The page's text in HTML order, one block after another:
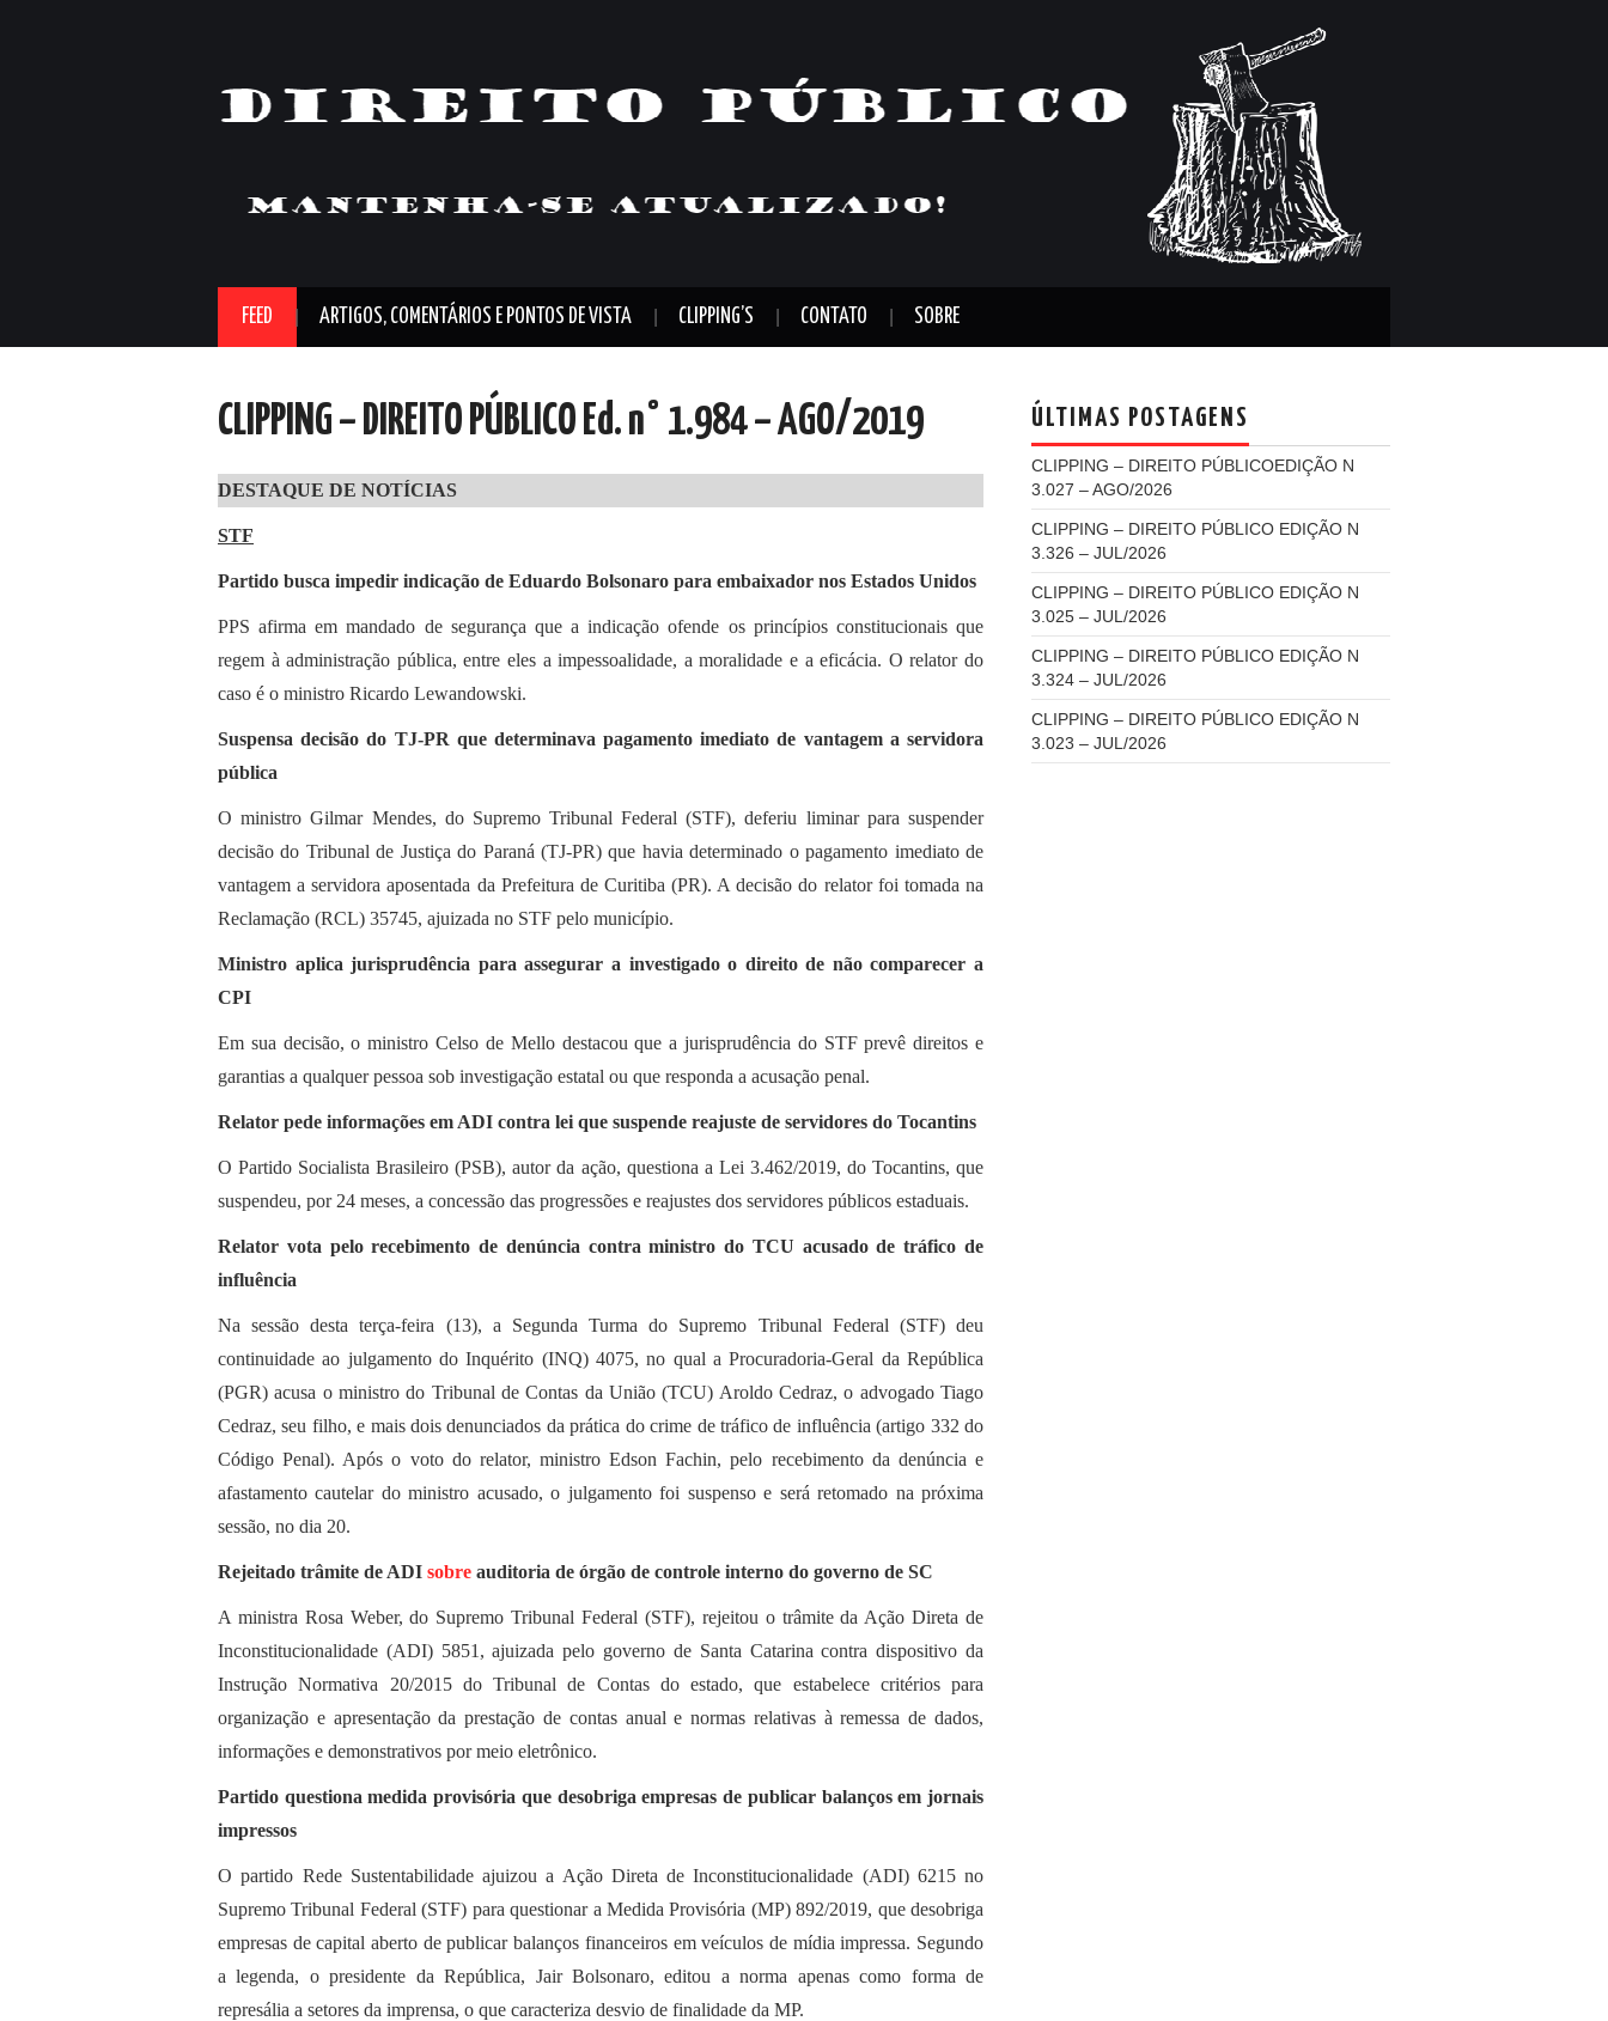
FEED ARTIGOS, COMENTÁRIOS E PONTOS DE VISTA CLIPPING’S CONTATO SOBRE
CLIPPING – DIREITO PÚBLICO Ed. n° 1.984 – AGO/2019
DESTAQUE DE NOTÍCIAS
STF
Partido busca impedir indicação de Eduardo Bolsonaro para embaixador nos Estados Unidos
PPS afirma em mandado de segurança que a indicação ofende os princípios constitucionais que
regem à administração pública, entre eles a impessoalidade, a moralidade e a eficácia. O relator do
caso é o ministro Ricardo Lewandowski.
Suspensa decisão do TJ-PR que determinava pagamento imediato de vantagem a servidora
pública
O ministro Gilmar Mendes, do Supremo Tribunal Federal (STF), deferiu liminar para suspender
decisão do Tribunal de Justiça do Paraná (TJ-PR) que havia determinado o pagamento imediato de
vantagem a servidora aposentada da Prefeitura de Curitiba (PR). A decisão do relator foi tomada na
Reclamação (RCL) 35745, ajuizada no STF pelo município.
Ministro aplica jurisprudência para assegurar a investigado o direito de não comparecer a
CPI
Em sua decisão, o ministro Celso de Mello destacou que a jurisprudência do STF prevê direitos e
garantias a qualquer pessoa sob investigação estatal ou que responda a acusação penal.
Relator pede informações em ADI contra lei que suspende reajuste de servidores do Tocantins
O Partido Socialista Brasileiro (PSB), autor da ação, questiona a Lei 3.462/2019, do Tocantins, que
suspendeu, por 24 meses, a concessão das progressões e reajustes dos servidores públicos estaduais.
Relator vota pelo recebimento de denúncia contra ministro do TCU acusado de tráfico de
influência
Na sessão desta terça-feira (13), a Segunda Turma do Supremo Tribunal Federal (STF) deu
continuidade ao julgamento do Inquérito (INQ) 4075, no qual a Procuradoria-Geral da República
(PGR) acusa o ministro do Tribunal de Contas da União (TCU) Aroldo Cedraz, o advogado Tiago
Cedraz, seu filho, e mais dois denunciados da prática do crime de tráfico de influência (artigo 332 do
Código Penal). Após o voto do relator, ministro Edson Fachin, pelo recebimento da denúncia e
afastamento cautelar do ministro acusado, o julgamento foi suspenso e será retomado na próxima
sessão, no dia 20.
Rejeitado trâmite de ADI sobre auditoria de órgão de controle interno do governo de SC
A ministra Rosa Weber, do Supremo Tribunal Federal (STF), rejeitou o trâmite da Ação Direta de
Inconstitucionalidade (ADI) 5851, ajuizada pelo governo de Santa Catarina contra dispositivo da
Instrução Normativa 20/2015 do Tribunal de Contas do estado, que estabelece critérios para
organização e apresentação da prestação de contas anual e normas relativas à remessa de dados,
informações e demonstrativos por meio eletrônico.
Partido questiona medida provisória que desobriga empresas de publicar balanços em jornais
impressos
O partido Rede Sustentabilidade ajuizou a Ação Direta de Inconstitucionalidade (ADI) 6215 no
Supremo Tribunal Federal (STF) para questionar a Medida Provisória (MP) 892/2019, que desobriga
empresas de capital aberto de publicar balanços financeiros em veículos de mídia impressa. Segundo
a legenda, o presidente da República, Jair Bolsonaro, editou a norma apenas como forma de
represália a setores da imprensa, o que caracteriza desvio de finalidade da MP.
ÚLTIMAS POSTAGENS
CLIPPING – DIREITO PÚBLICOEDIÇÃO N
3.027 – AGO/2026
CLIPPING – DIREITO PÚBLICO EDIÇÃO N
3.326 – JUL/2026
CLIPPING – DIREITO PÚBLICO EDIÇÃO N
3.025 – JUL/2026
CLIPPING – DIREITO PÚBLICO EDIÇÃO N
3.324 – JUL/2026
CLIPPING – DIREITO PÚBLICO EDIÇÃO N
3.023 – JUL/2026